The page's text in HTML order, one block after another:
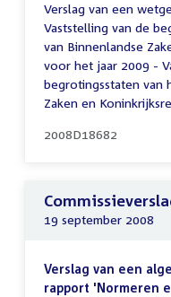
Verslag van een
Vaststelling van de
van Binnenlandse
voor het jaar 2009 -
begrotingsstaten van
Zaken en
2008D18682
19 september 2008
Verslag van een
rapport 'Normeren